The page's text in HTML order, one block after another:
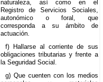
naturaleza, así como en el
Registro de Servicios Sociales,
autonómico o foral, que
corresponda a su ámbito de
actuación.
f) Hallarse al corriente de sus
obligaciones tributarias y frente a
la Seguridad Social.
g) Que cuenten con los medios